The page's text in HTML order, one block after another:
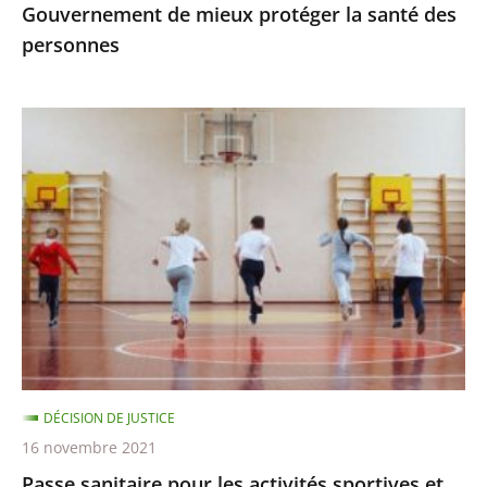
protéger
la
des
Gouvernement de mieux protéger la santé des
personnes
pour
les
activités
sportives
et
extra-
scolaires,
apprentissage
à
distance
DÉCISION DE JUSTICE
16 novembre 2021